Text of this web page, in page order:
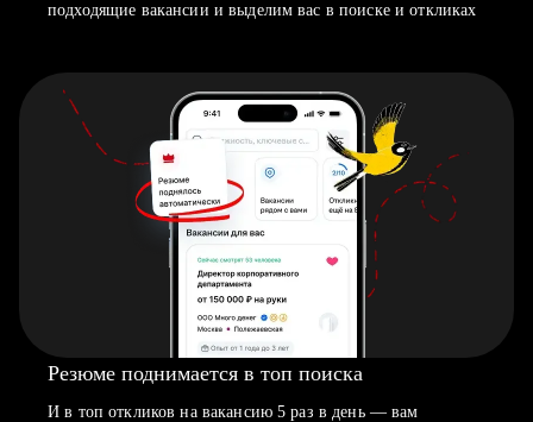
подходящие вакансии и выделим вас в поиске и откликах
Резюме поднимается в топ поиска
И в топ откликов на вакансию 5 раз в день — вам